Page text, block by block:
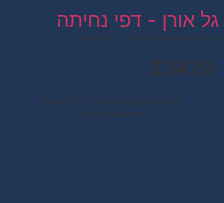
גל אורן - דפי נחיתה
קבוצת הפרסום גל אורן לרנר – דפי לקוחות
23420
קבוצת הפרסום גל אורן לרנר – דפי לקוחות
All rights reserved